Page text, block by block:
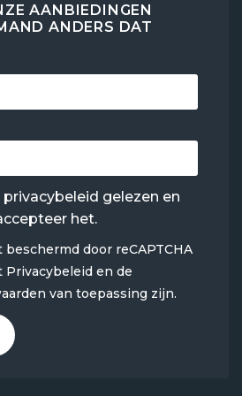
AANBIEDINGEN
ANDERS DAT
privacybeleid gelezen en
het.
door reCAPTCHA
Privacybeleiden de
van toepassing zijn.